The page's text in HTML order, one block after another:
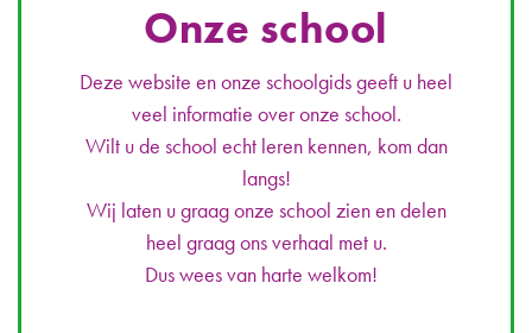
Onze school
Deze website en onze schoolgids geeft u heel
veel informatie over onze school.
Wilt u de school echt leren kennen, kom dan
langs!
Wij laten u graag onze school zien en delen
heel graag ons verhaal met u.
Dus wees van harte welkom!